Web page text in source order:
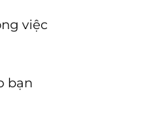
việc
bạn